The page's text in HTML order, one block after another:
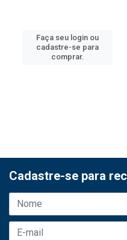
Faça seu login ou
cadastre-se para
comprar.
Cadastre-se para